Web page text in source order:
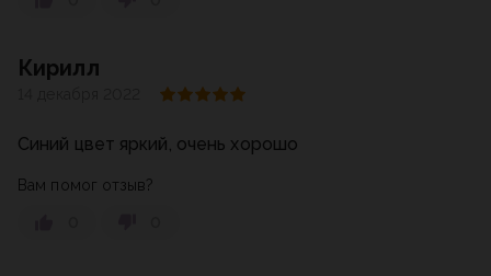
Кирилл
Синий цвет яркий, очень хорошо
Вам помог отзыв?